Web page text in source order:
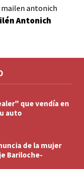
Antonich
que vendía en
auto
de la mujer
Bariloche-